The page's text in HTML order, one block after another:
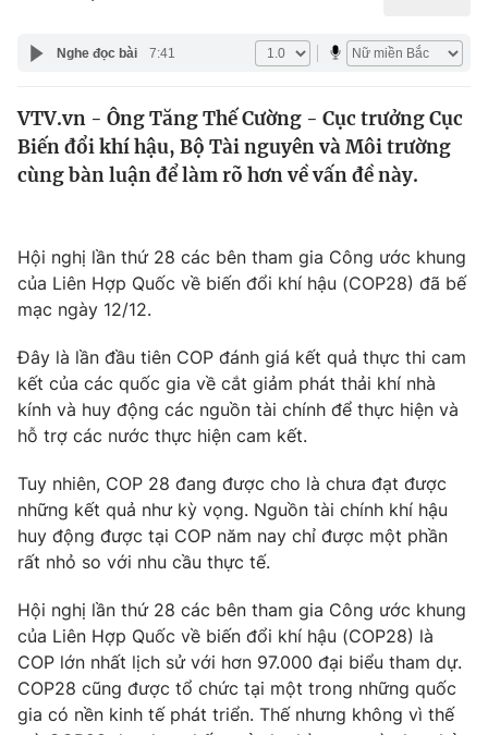
Thế giới
Thế giới đó đây
Câu chuyện quốc tế
Tài chính
Thị trường
Góc doanh nghiệp
Dữ liệu và đời sống
Truyền hình
Phim VTV
Hậu trường
Nhân vật
Khán giả
Giải sao mai
Giải trí
Âm nhạc
Sao
Đời sống
Du lịch
Làm đẹp
Chất lượng cuộc sống
Giáo dục
Học trực tuyến
Công nghệ
Hitech Công nghệ tương lai
Sản phẩm
Thị trường
Giao lưu trực tuyến
Lịch phát sóng
Đời sống
Giáo dục
Nghe đọc bài 7:41
VTV.vn - Ông Tăng Thế Cường - Cục trưởng Cục
Biến đổi khí hậu, Bộ Tài nguyên và Môi trường
cùng bàn luận để làm rõ hơn về vấn đề này.
Hội nghị lần thứ 28 các bên tham gia Công ước khung
của Liên Hợp Quốc về biến đổi khí hậu (COP28) đã bế
mạc ngày 12/12.
Đây là lần đầu tiên COP đánh giá kết quả thực thi cam
kết của các quốc gia về cắt giảm phát thải khí nhà
kính và huy động các nguồn tài chính để thực hiện và
hỗ trợ các nước thực hiện cam kết.
Tuy nhiên, COP 28 đang được cho là chưa đạt được
những kết quả như kỳ vọng. Nguồn tài chính khí hậu
huy động được tại COP năm nay chỉ được một phần
rất nhỏ so với nhu cầu thực tế.
Hội nghị lần thứ 28 các bên tham gia Công ước khung
của Liên Hợp Quốc về biến đổi khí hậu (COP28) là
COP lớn nhất lịch sử với hơn 97.000 đại biểu tham dự.
COP28 cũng được tổ chức tại một trong những quốc
gia có nền kinh tế phát triển. Thế nhưng không vì thế